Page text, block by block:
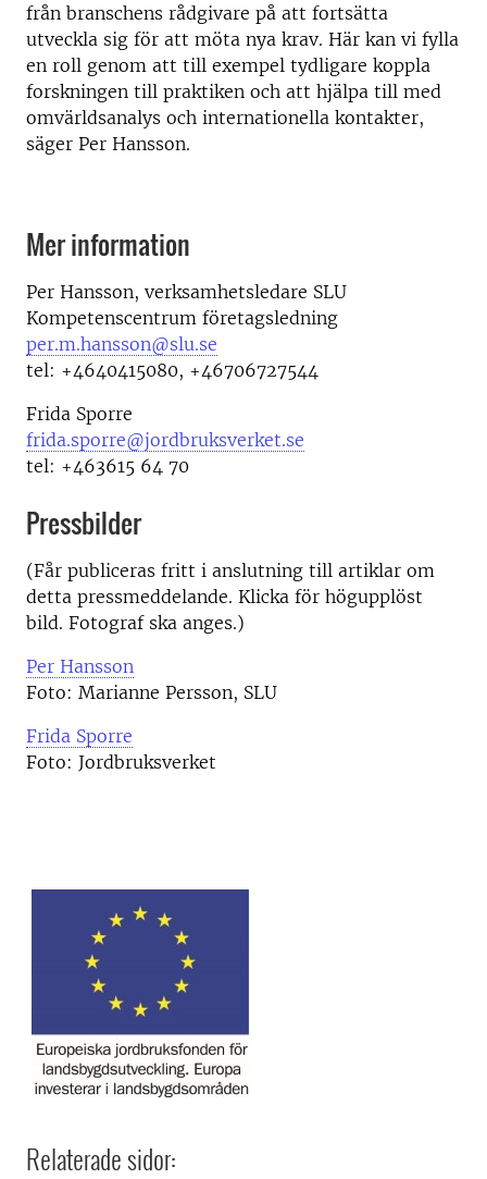
från branschens rådgivare på att fortsätta
utveckla sig för att möta nya krav. Här kan vi fylla
en roll genom att till exempel tydligare koppla
forskningen till praktiken och att hjälpa till med
omvärldsanalys och internationella kontakter,
säger Per Hansson.
Mer information
Per Hansson, verksamhetsledare SLU
Kompetenscentrum företagsledning
per.m.hansson@slu.se
tel: +4640415080, +46706727544
Frida Sporre
frida.sporre@jordbruksverket.se
tel: +463615 64 70
Pressbilder
(Får publiceras fritt i anslutning till artiklar om
detta pressmeddelande. Klicka för högupplöst
bild. Fotograf ska anges.)
Per Hansson
Foto: Marianne Persson, SLU
Frida Sporre
Foto: Jordbruksverket
Relaterade sidor: